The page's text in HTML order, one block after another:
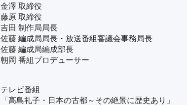
金澤 取締役
藤原 取締役
吉田 制作局局長
佐藤 編成局局長・放送番組審議会事務局長
佐藤 編成局編成部長
朝岡 番組プロデューサー
テレビ番組
「高島礼子・日本の古都～その絶景に歴史あり」